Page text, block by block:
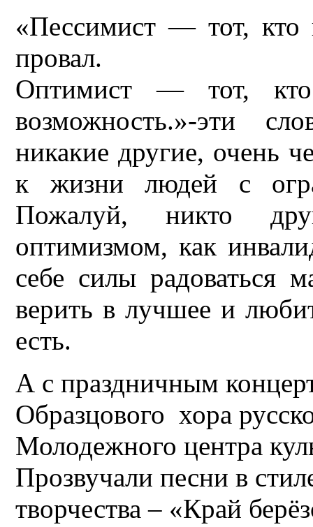
«Пессимист — тот, кто
провал.
Оптимист — тот,
возможность.»-эти
никакие другие, очень
к жизни людей с
Пожалуй, никто
оптимизмом, как
себе силы радоваться
верить в лучшее и
есть.
А с праздничным
Образцового хора
Молодежного центра
Прозвучали песни в
творчества – «Край